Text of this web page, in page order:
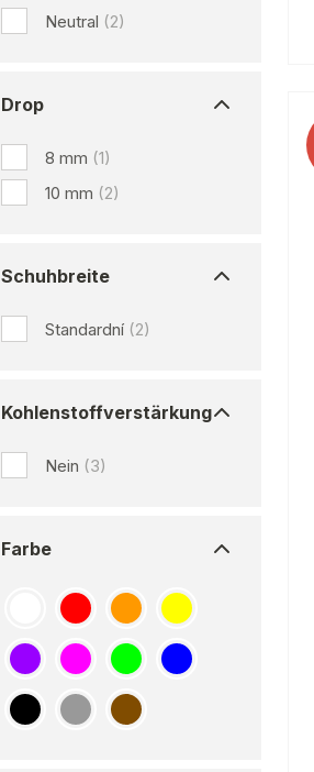
Neutral (2)
Drop
8 mm (1)
10 mm (2)
Schuhbreite
Standardní (2)
Kohlenstoffverstärkung
Nein (3)
Farbe